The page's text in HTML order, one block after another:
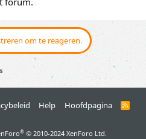
om te reageren.
Help Hoofdpagina
R
® © 2010-2024 XenForo Ltd.